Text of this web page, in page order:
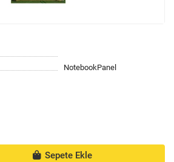
NotebookPanel
Sepete Ekle